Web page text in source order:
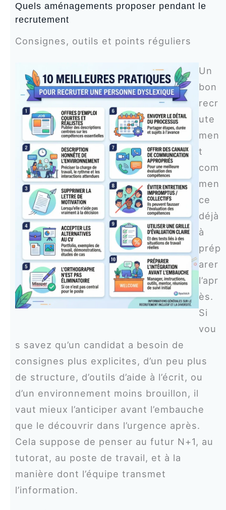
Quels aménagements proposer pendant le
recrutement
Consignes, outils et points réguliers
Un
bon
recr
ute
men
t
com
men
ce
déjà
à
prép
arer
l’apr
ès.
Si
vou
s savez qu’un candidat a besoin de
consignes plus explicites, d’un peu plus
de structure, d’outils d’aide à l’écrit, ou
d’un environnement moins brouillon, il
vaut mieux l’anticiper avant l’embauche
que le découvrir dans l’urgence après.
Cela suppose de penser au futur N+1, au
tutorat, au poste de travail, et à la
manière dont l’équipe transmet
l’information.